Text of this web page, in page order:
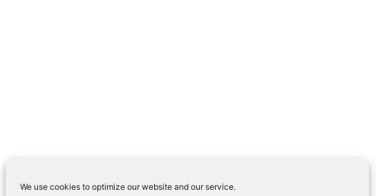
We use cookies to optimize our website and our service.